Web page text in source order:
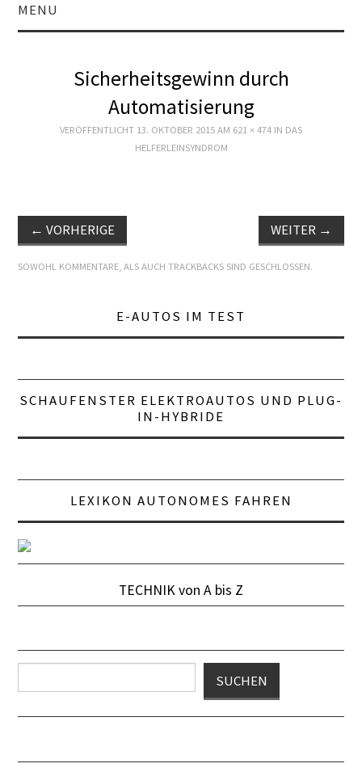
MENU
ZUKUNFT MOBIL
PRODUKT
WIRTSCHAFT
TEST
LOGBUCH
SCHAUFENSTER
LEXIKON A
LEVEL 4
Sicherheitsgewinn durch
Automatisierung
VERÖFFENTLICHT 13. OKTOBER 2015 AM 621 × 474 IN DAS
HELFERLEINSYNDROM
← VORHERIGE WEITER →
SOWOHL KOMMENTARE, ALS AUCH TRACKBACKS SIND GESCHLOSSEN.
E-AUTOS IM TEST
SCHAUFENSTER ELEKTROAUTOS UND PLUG-
IN-HYBRIDE
LEXIKON AUTONOMES FAHREN
TECHNIK von A bis Z
SUCHEN